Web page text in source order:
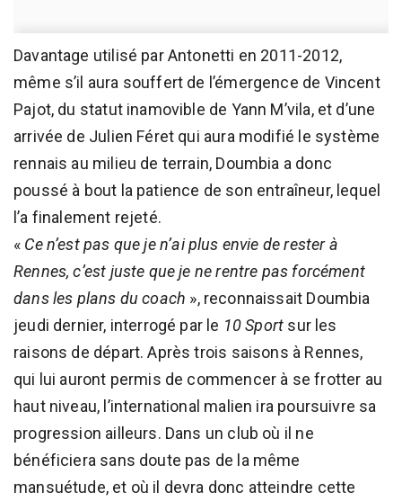
Davantage utilisé par Antonetti en 2011-2012,
même s’il aura souffert de l’émergence de Vincent
Pajot, du statut inamovible de Yann M’vila, et d’une
arrivée de Julien Féret qui aura modifié le système
rennais au milieu de terrain, Doumbia a donc
poussé à bout la patience de son entraîneur, lequel
l’a finalement rejeté.
« Ce n’est pas que je n’ai plus envie de rester à
Rennes, c’est juste que je ne rentre pas forcément
dans les plans du coach », reconnaissait Doumbia
jeudi dernier, interrogé par le 10 Sport sur les
raisons de départ. Après trois saisons à Rennes,
qui lui auront permis de commencer à se frotter au
haut niveau, l’international malien ira poursuivre sa
progression ailleurs. Dans un club où il ne
bénéficiera sans doute pas de la même
mansuétude, et où il devra donc atteindre cette